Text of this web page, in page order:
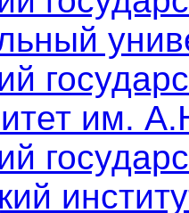
им.